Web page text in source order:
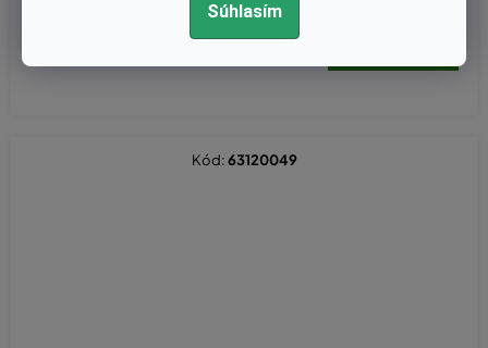
Súhlasím
Kód:63120049